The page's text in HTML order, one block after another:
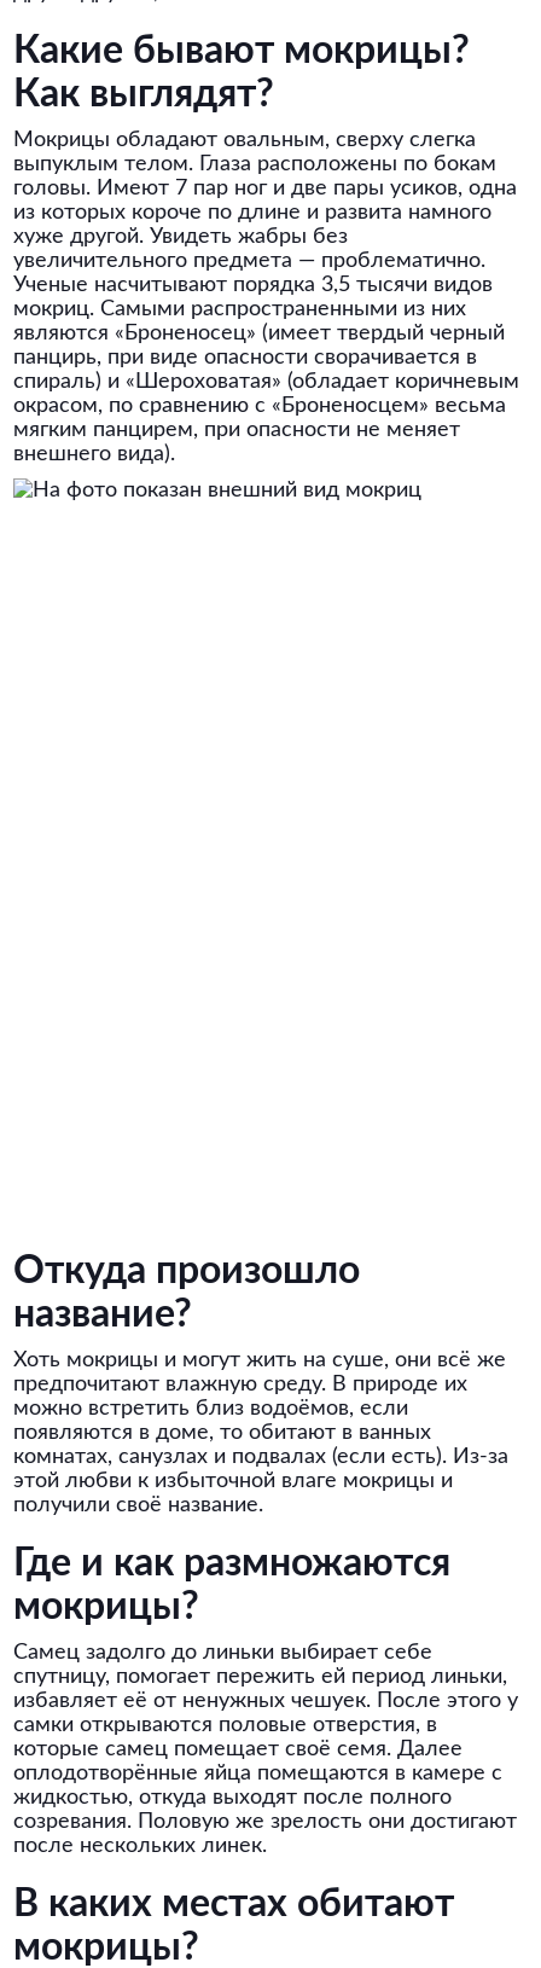
Какие бывают мокрицы?
Как выглядят?
Мокрицы обладают овальным, сверху слегка
выпуклым телом. Глаза расположены по бокам
головы. Имеют 7 пар ног и две пары усиков, одна
из которых короче по длине и развита намного
хуже другой. Увидеть жабры без
увеличительного предмета — проблематично.
Ученые насчитывают порядка 3,5 тысячи видов
мокриц. Самыми распространенными из них
являются «Броненосец» (имеет твердый черный
панцирь, при виде опасности сворачивается в
спираль) и «Шероховатая» (обладает коричневым
окрасом, по сравнению с «Броненосцем» весьма
мягким панцирем, при опасности не меняет
внешнего вида).
Откуда произошло
название?
Хоть мокрицы и могут жить на суше, они всё же
предпочитают влажную среду. В природе их
можно встретить близ водоёмов, если
появляются в доме, то обитают в ванных
комнатах, санузлах и подвалах (если есть). Из-за
этой любви к избыточной влаге мокрицы и
получили своё название.
Где и как размножаются
мокрицы?
Самец задолго до линьки выбирает себе
спутницу, помогает пережить ей период линьки,
избавляет её от ненужных чешуек. После этого у
самки открываются половые отверстия, в
которые самец помещает своё семя. Далее
оплодотворённые яйца помещаются в камере с
жидкостью, откуда выходят после полного
созревания. Половую же зрелость они достигают
после нескольких линек.
В каких местах обитают
мокрицы?